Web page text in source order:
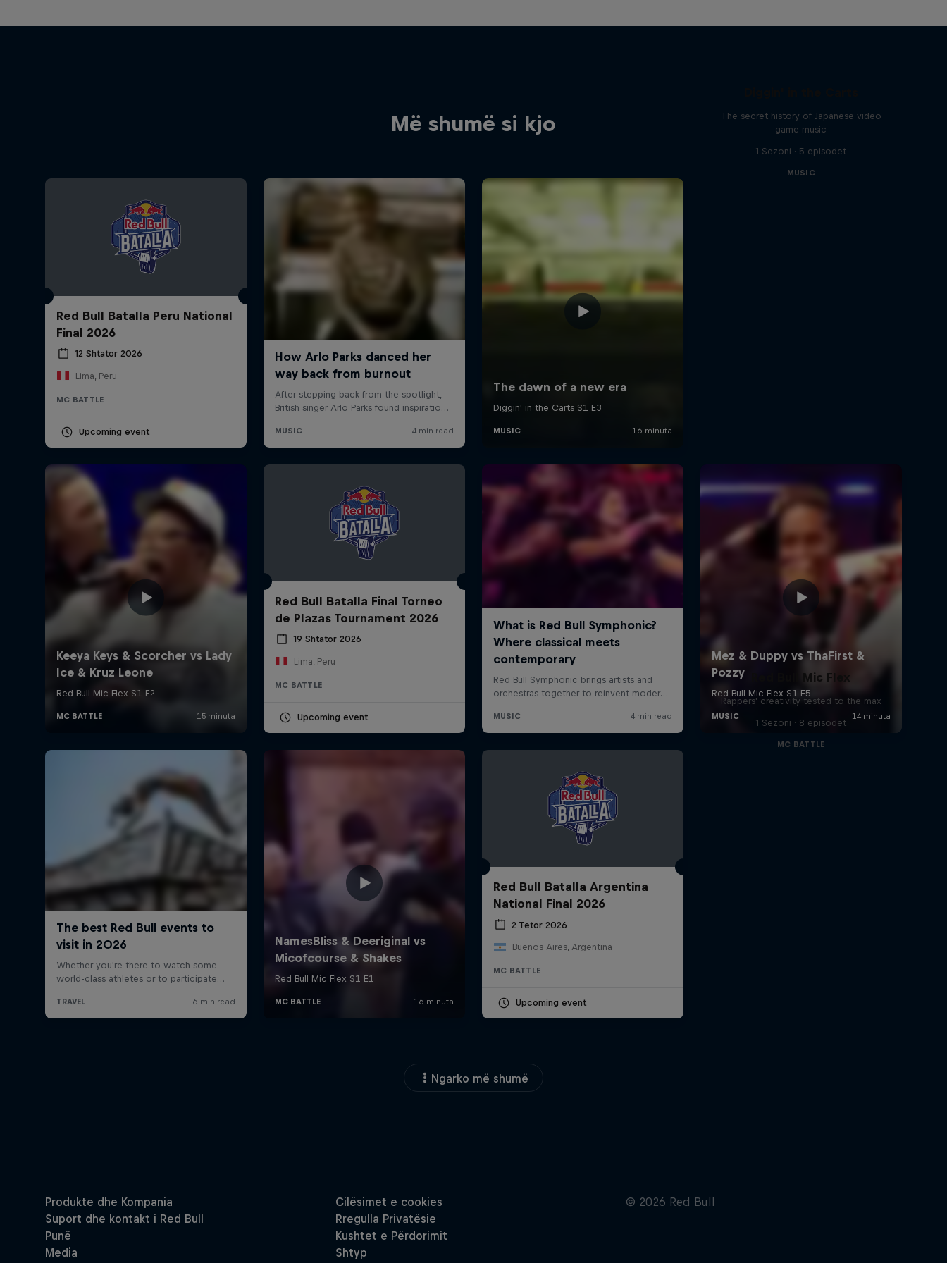
Më shumë si kjo
Red Bull Batalla Peru National
Final 2026
12 Shtator 2026
Lima, Peru
MC BATTLE
Upcoming event
The secret history of Japanese video
game music
1 Sezoni · 5 episodet
MUSIC
Red Bull Batalla Final Torneo
de Plazas Tournament 2026
19 Shtator 2026
Lima, Peru
MC BATTLE
Upcoming event
Red Bull Batalla Argentina
National Final 2026
2 Tetor 2026
Buenos Aires, Argentina
MC BATTLE
Upcoming event
Red Bull Mic Flex
Rappers' creativity tested to the max
1 Sezoni · 8 episodet
MC BATTLE
Ngarko më shumë